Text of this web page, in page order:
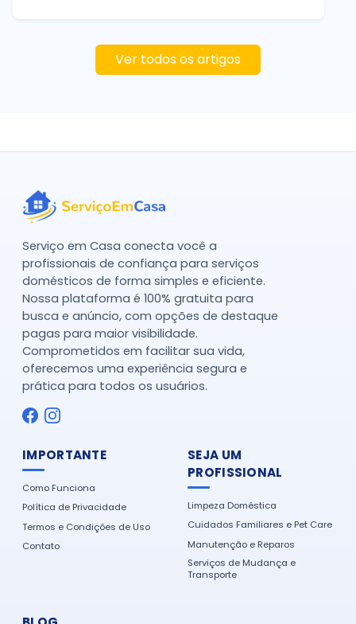
Ver todos os artigos
Serviço em Casa conecta você a
profissionais de confiança para serviços
domésticos de forma simples e eficiente.
Nossa plataforma é 100% gratuita para
busca e anúncio, com opções de destaque
pagas para maior visibilidade.
Comprometidos em facilitar sua vida,
oferecemos uma experiência segura e
prática para todos os usuários.
IMPORTANTE
Como Funciona
Política de Privacidade
Termos e Condições de Uso
Contato
SEJA UM
PROFISSIONAL
Limpeza Doméstica
Cuidados Familiares e Pet Care
Manutenção e Reparos
Serviços de Mudança e
Transporte